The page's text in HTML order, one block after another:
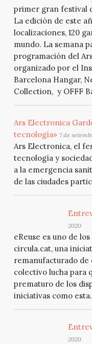
primer gran festival
La edición de este
localizaciones, 120
mundo. La semana
programación del
organizado por el
Barcelona Hangar,
Collection, y OFFF
Ars Electronica
tecnología» 7 de
Ars Electronica, el
tecnología y
a la emergencia
de las ciudades
2020
eReuse es uno de
circula.cat, una
remanufacturado de
colectivo lucha para
prematuro de los
iniciativas como esta.
2020